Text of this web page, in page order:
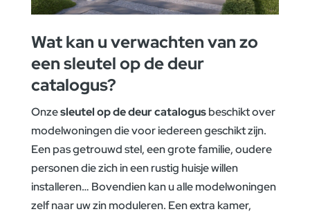
Wat kan u verwachten van zo
eensleutel op de deur
catalogus?
Onzesleutel op de deur catalogusbeschikt over
modelwoningen die voor iedereen geschikt zijn.
Een pas getrouwd stel, een grote familie, oudere
personen die zich in een rustig huisje willen
installeren… Bovendien kan u alle modelwoningen
zelf naar uw zin moduleren. Een extra kamer,